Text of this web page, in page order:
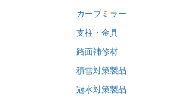
カーブミラー
支柱・金具
路面補修材
積雪対策製品
冠水対策製品